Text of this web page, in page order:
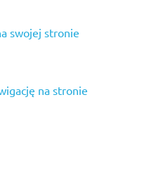
swojej stronie
na stronie